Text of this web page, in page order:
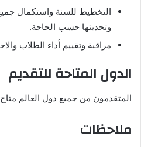
التخطيط للسنة واستكمال
وتحديثها حسب الحاجة.
مراقبة وتقييم أداء الطلاب
الدول المتاحة للتقديم
المتقدمون من جميع دول العالم متاح
ملاحظات